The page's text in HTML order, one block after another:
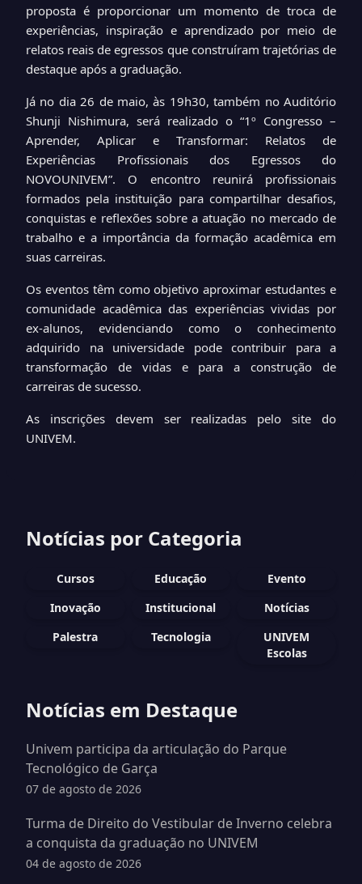
proposta é proporcionar um momento de troca de
experiências, inspiração e aprendizado por meio de
relatos reais de egressos que construíram trajetórias de
destaque após a graduação.
Já no dia 26 de maio, às 19h30, também no Auditório
Shunji Nishimura, será realizado o “1º Congresso –
Aprender, Aplicar e Transformar: Relatos de
Experiências Profissionais dos Egressos do
NOVOUNIVEM”. O encontro reunirá profissionais
formados pela instituição para compartilhar desafios,
conquistas e reflexões sobre a atuação no mercado de
trabalho e a importância da formação acadêmica em
suas carreiras.
Os eventos têm como objetivo aproximar estudantes e
comunidade acadêmica das experiências vividas por
ex-alunos, evidenciando como o conhecimento
adquirido na universidade pode contribuir para a
transformação de vidas e para a construção de
carreiras de sucesso.
As inscrições devem ser realizadas pelo site do
UNIVEM.
Notícias por Categoria
Cursos Educação
Evento
Inovação
Institucional
Notícias
Palestra
Tecnologia
UNIVEM
Escolas
Notícias em Destaque
Univem participa da articulação do Parque
Tecnológico de Garça
07 de agosto de 2026
Turma de Direito do Vestibular de Inverno celebra
a conquista da graduação no UNIVEM
04 de agosto de 2026